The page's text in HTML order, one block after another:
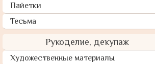
Пайетки
Тесьма
Рукоделие, декупаж
Художественные материалы